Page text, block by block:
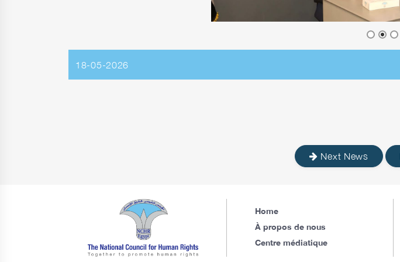
18-05-2026
Next News
Home
À propos de nous
Centre médiatique